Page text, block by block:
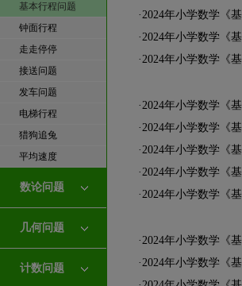
基本行程问题
钟面行程
走走停停
接送问题
发车问题
电梯行程
猎狗追兔
平均速度
数论问题
几何问题
计数问题
·2024年小学数学《
·2024年小学数学《
·2024年小学数学《
·2024年小学数学《
·2024年小学数学《
·2024年小学数学《
·2024年小学数学《
·2024年小学数学《
·2024年小学数学《
·2024年小学数学《